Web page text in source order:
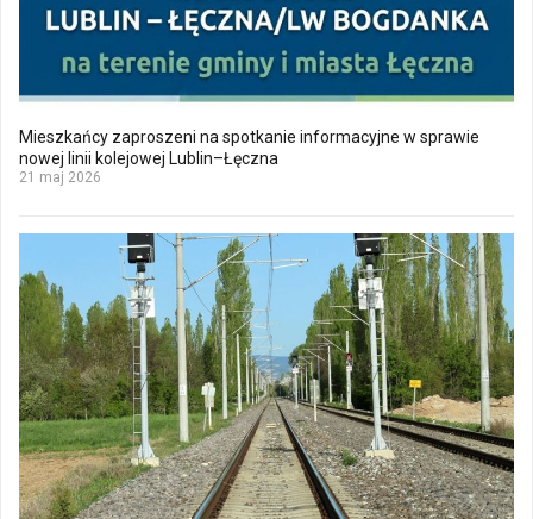
Mieszkańcy zaproszeni na spotkanie informacyjne w sprawie
nowej linii kolejowej Lublin–Łęczna
21 maj 2026